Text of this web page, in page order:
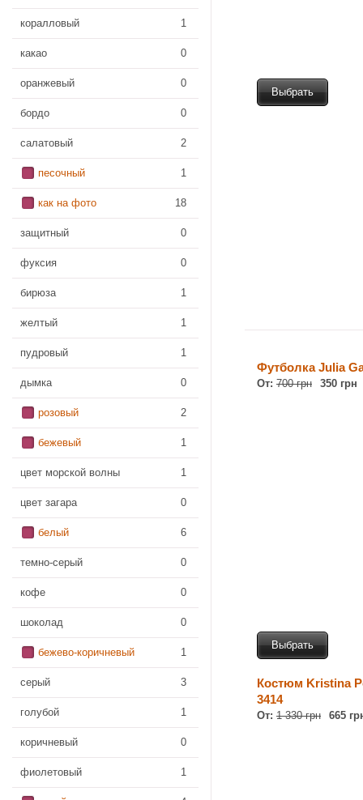
коралловый 1
какао 0
оранжевый 0
бордо 0
салатовый 2
песочный 1
как на фото 18
защитный 0
фуксия 0
бирюза 1
желтый 1
пудровый 1
дымка 0
розовый 2
бежевый 1
цвет морской волны 1
цвет загара 0
белый 6
темно-серый 0
кофе 0
шоколад 0
бежево-коричневый 1
серый 3
голубой 1
коричневый 0
фиолетовый 1
Выбрать
Футболка Julia
От: 700 грн 350 грн
Выбрать
Костюм Kristina
3414
От: 1 330 грн 665